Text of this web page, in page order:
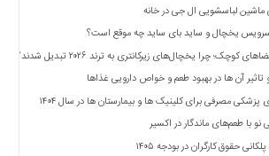
ماشین لباسشویی ال جی در خانه
سرویس یخچال و ساید بای ساید چه موقع است؟
کوچک؛ چرا یخچال‌های زیرکانتری به ترند ۲۰۲۶ تبدیل شدند؟
تاثیر آن ‌ها در بهبود طعم و خواص دارویی غذاها
پزشکی مصرفی برای کلینیک ها و بیمارستان ها در سال ۱۴۰۴
با طعم‌های ماندگار در اکسیر
حقوق کارگران در بودجه ۱۴۰۵